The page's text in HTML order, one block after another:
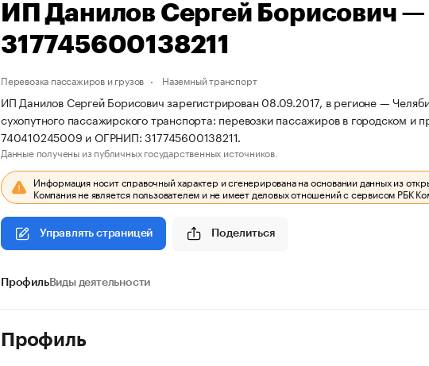
ИП Данилов Сергей Борисович
317745600138211
Перевозка пассажиров и грузов Наземный транспорт
ИП Данилов Сергей Борисович зарегистрирован 08.09.2017, в регионе —
сухопутного пассажирского транспорта: перевозки пассажиров в городском
740410245009 и ОГРНИП: 317745600138211.
Данные получены из публичных государственных источников.
Информация носит справочный характер и сгенерирована на основании данных из
Компания не является пользователем и не имеет деловых отношений с сервисом РБК
Управлять страницей Поделиться
ПрофильВиды деятельности
Профиль